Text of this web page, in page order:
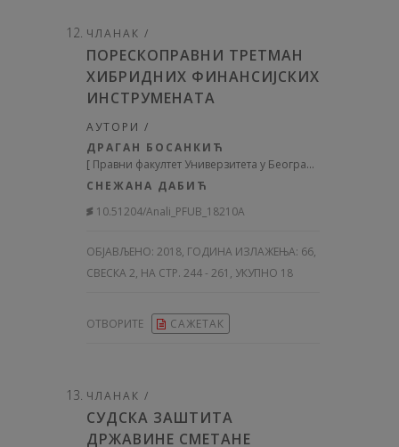
ЧЛАНАК /
ПОРЕСКОПРАВНИ ТРЕТМАН
ХИБРИДНИХ ФИНАНСИЈСКИХ
ИНСТРУМЕНАТА
АУТОРИ /
ДРАГАН БОСАНКИЋ
[ Правни факултет Универзитета у Београду
СНЕЖАНА ДАБИЋ
10.51204/Anali_PFUB_18210A
ОБЈАВЉЕНО: 2018, ГОДИНА ИЗЛАЖЕЊА: 66,
СВЕСКА 2, НА СТР. 244 - 261, УКУПНО 18
ОТВОРИТЕ САЖЕТАК
ЧЛАНАК /
СУДСКА ЗАШТИТА
ДРЖАВИНЕ СМЕТАНЕ